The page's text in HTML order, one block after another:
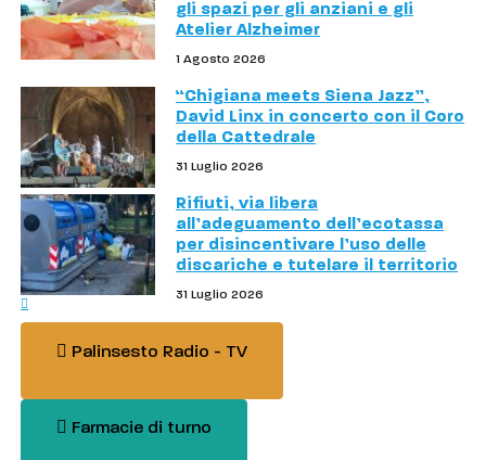
gli spazi per gli anziani e gli
Atelier Alzheimer
1 Agosto 2026
“Chigiana meets Siena Jazz”,
David Linx in concerto con il Coro
della Cattedrale
31 Luglio 2026
Rifiuti, via libera
all’adeguamento dell’ecotassa
per disincentivare l’uso delle
discariche e tutelare il territorio
31 Luglio 2026
Palinsesto Radio - TV
Farmacie di turno